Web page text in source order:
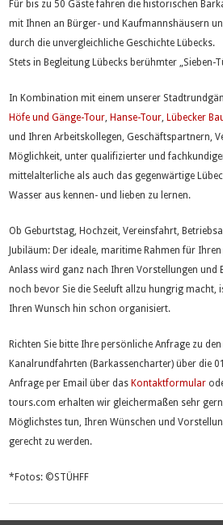
Für bis zu 50 Gäste fahren die historischen
mit Ihnen an Bürger- und Kaufmannshäusern
durch die unvergleichliche Geschichte Lübecks.
Stets in Begleitung Lübecks berühmter „Sieben-
In Kombination mit einem unserer
Höfe und Gänge-Tour ,Hanse-Tour ,Lübecker
und Ihren Arbeitskollegen, Geschäftspartnern,
Möglichkeit, unter qualifizierter und
mittelalterliche als auch das gegenwärtige
Wasser aus kennen- und lieben zu lernen.
Ob Geburtstag, Hochzeit, Vereinsfahrt,
Jubiläum: Der ideale, maritime Rahmen für
Anlass wird ganz nach Ihren Vorstellungen und
noch bevor Sie die Seeluft allzu hungrig macht,
Ihren Wunsch hin schon organisiert.
Richten Sie bitte Ihre persönliche Anfrage zu den
Kanalrundfahrten (Barkassencharter) über die
Anfrage per Email über dasKontaktformular
tours.com erhalten wir gleichermaßen sehr
Möglichstes tun, Ihren Wünschen und
gerecht zu werden.
*Fotos: ©STÜHFF